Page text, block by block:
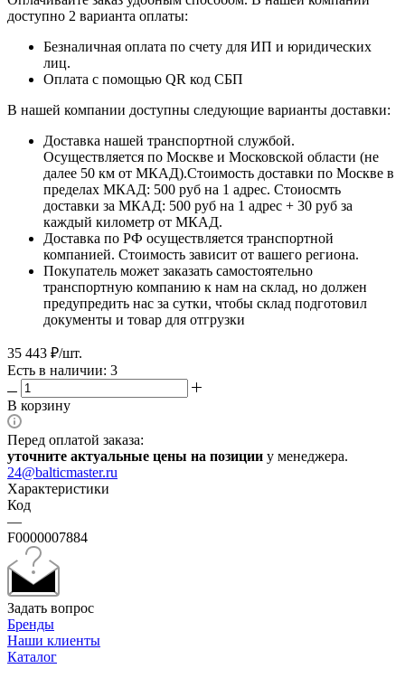
доступно 2 варианта оплаты:
Безналичная оплата по счету для ИП и юридических
лиц.
Оплата с помощью QR код СБП
В нашей компании доступны следующие варианты доставки:
Доставка нашей транспортной службой.
Осуществляется по Москве и Московской области (не
далее 50 км от МКАД).Стоимость доставки по Москве в
пределах МКАД: 500 руб на 1 адрес. Стоиосмть
доставки за МКАД: 500 руб на 1 адрес + 30 руб за
каждый километр от МКАД.
Доставка по РФ осуществляется транспортной
компанией. Стоимость зависит от вашего региона.
Покупатель может заказать самостоятельно
транспортную компанию к нам на склад, но должен
предупредить нас за сутки, чтобы склад подготовил
документы и товар для отгрузки
35 443 ₽/шт.
Есть в наличии: 3
В корзину
Перед оплатой заказа:
уточните актуальные цены на позиции у менеджера.
24@balticmaster.ru
Характеристики
Код
—
F0000007884
Задать вопрос
Бренды
Наши клиенты
Каталог